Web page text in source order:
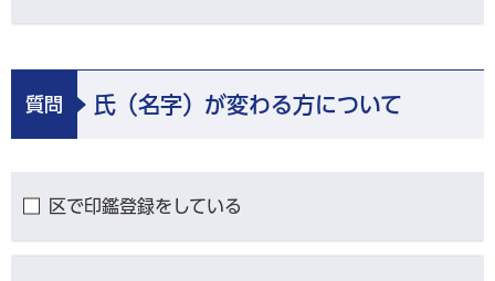
質問 氏（名字）が変わる方について
区で印鑑登録をしている